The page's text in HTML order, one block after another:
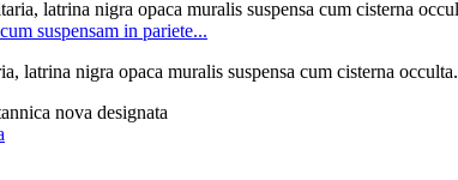
suspensam in pariete...
latrina nigra opaca muralis suspensa cum cisterna occulta.